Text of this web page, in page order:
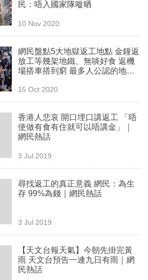
民：唔入國家隊嘥晒
10 Nov 2020
網民盤點5大地獄返工地點 金鐘返
放工等幾架地鐵、無啖好食 返機
場搭車搭到窮 最多人公認的地獄
15 Oct 2020
香港人悲哀 開口埋口講返工 「唔
使做有食有住就可以唔講金」｜
網民熱話
3 Jul 2019
尋找返工的真正意義 網民：為生
存 99%為錢｜網民熱話
3 Jul 2019
【天文台報天氣】今朝先掛完黃
雨 天文台預告一連九日有雨｜網
民熱話